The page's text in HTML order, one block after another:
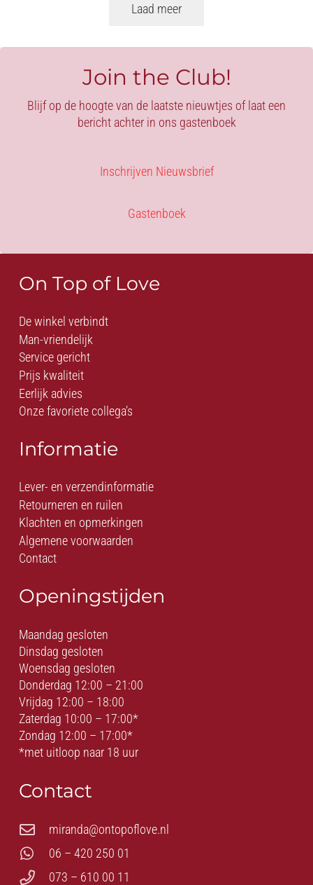
Laad meer
Join the Club!
Blijf op de hoogte van de laatste nieuwtjes of laat een
bericht achter in ons gastenboek
Inschrijven Nieuwsbrief
Gastenboek
On Top of Love
De winkel verbindt
Man-vriendelijk
Service gericht
Prijs kwaliteit
Eerlijk advies
Onze favoriete collega’s
Informatie
Lever- en verzendinformatie
Retourneren en ruilen
Klachten en opmerkingen
Algemene voorwaarden
Contact
Openingstijden
Maandag gesloten
Dinsdag gesloten
Woensdag gesloten
Donderdag 12:00 – 21:00
Vrijdag 12:00 – 18:00
Zaterdag 10:00 – 17:00*
Zondag 12:00 – 17:00*
*met uitloop naar 18 uur
Contact
miranda@ontopoflove.nl
06 – 420 250 01
073 – 610 00 11